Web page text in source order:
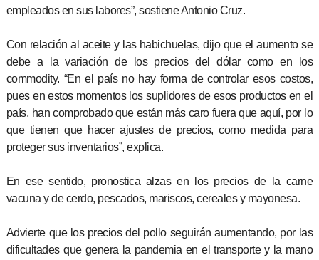
empleados en sus labores”, sostiene Antonio Cruz.
Con relación al aceite y las habichuelas, dijo que el aumento se
debe a la variación de los precios del dólar como en los
commodity. “En el país no hay forma de controlar esos costos,
pues en estos momentos los suplidores de esos productos en el
país, han comprobado que están más caro fuera que aquí, por lo
que tienen que hacer ajustes de precios, como medida para
proteger sus inventarios”, explica.
En ese sentido, pronostica alzas en los precios de la carne
vacuna y de cerdo, pescados, mariscos, cereales y mayonesa.
Advierte que los precios del pollo seguirán aumentando, por las
dificultades que genera la pandemia en el transporte y la mano